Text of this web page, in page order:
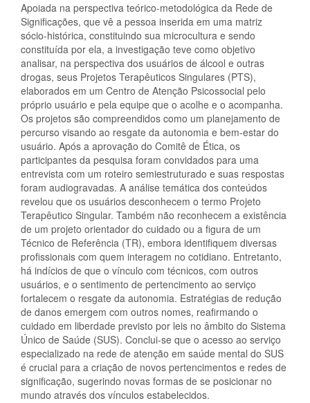
Apoiada na perspectiva teórico-metodológica da Rede de
Significações, que vê a pessoa inserida em uma matriz
sócio-histórica, constituindo sua microcultura e sendo
constituída por ela, a investigação teve como objetivo
analisar, na perspectiva dos usuários de álcool e outras
drogas, seus Projetos Terapêuticos Singulares (PTS),
elaborados em um Centro de Atenção Psicossocial pelo
próprio usuário e pela equipe que o acolhe e o acompanha.
Os projetos são compreendidos como um planejamento de
percurso visando ao resgate da autonomia e bem-estar do
usuário. Após a aprovação do Comitê de Ética, os
participantes da pesquisa foram convidados para uma
entrevista com um roteiro semiestruturado e suas respostas
foram audiogravadas. A análise temática dos conteúdos
revelou que os usuários desconhecem o termo Projeto
Terapêutico Singular. Também não reconhecem a existência
de um projeto orientador do cuidado ou a figura de um
Técnico de Referência (TR), embora identifiquem diversas
profissionais com quem interagem no cotidiano. Entretanto,
há indícios de que o vínculo com técnicos, com outros
usuários, e o sentimento de pertencimento ao serviço
fortalecem o resgate da autonomia. Estratégias de redução
de danos emergem com outros nomes, reafirmando o
cuidado em liberdade previsto por leis no âmbito do Sistema
Único de Saúde (SUS). Conclui-se que o acesso ao serviço
especializado na rede de atenção em saúde mental do SUS
é crucial para a criação de novos pertencimentos e redes de
significação, sugerindo novas formas de se posicionar no
mundo através dos vínculos estabelecidos.